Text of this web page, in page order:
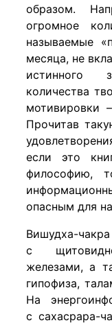
образом.
огромное
называемые
месяца, не
истинного
количества
мотивировки
Прочитав
если это
философию,
опасным для
Вишудха-
с
железами, а
гипофиза,
На
с сахасрара-